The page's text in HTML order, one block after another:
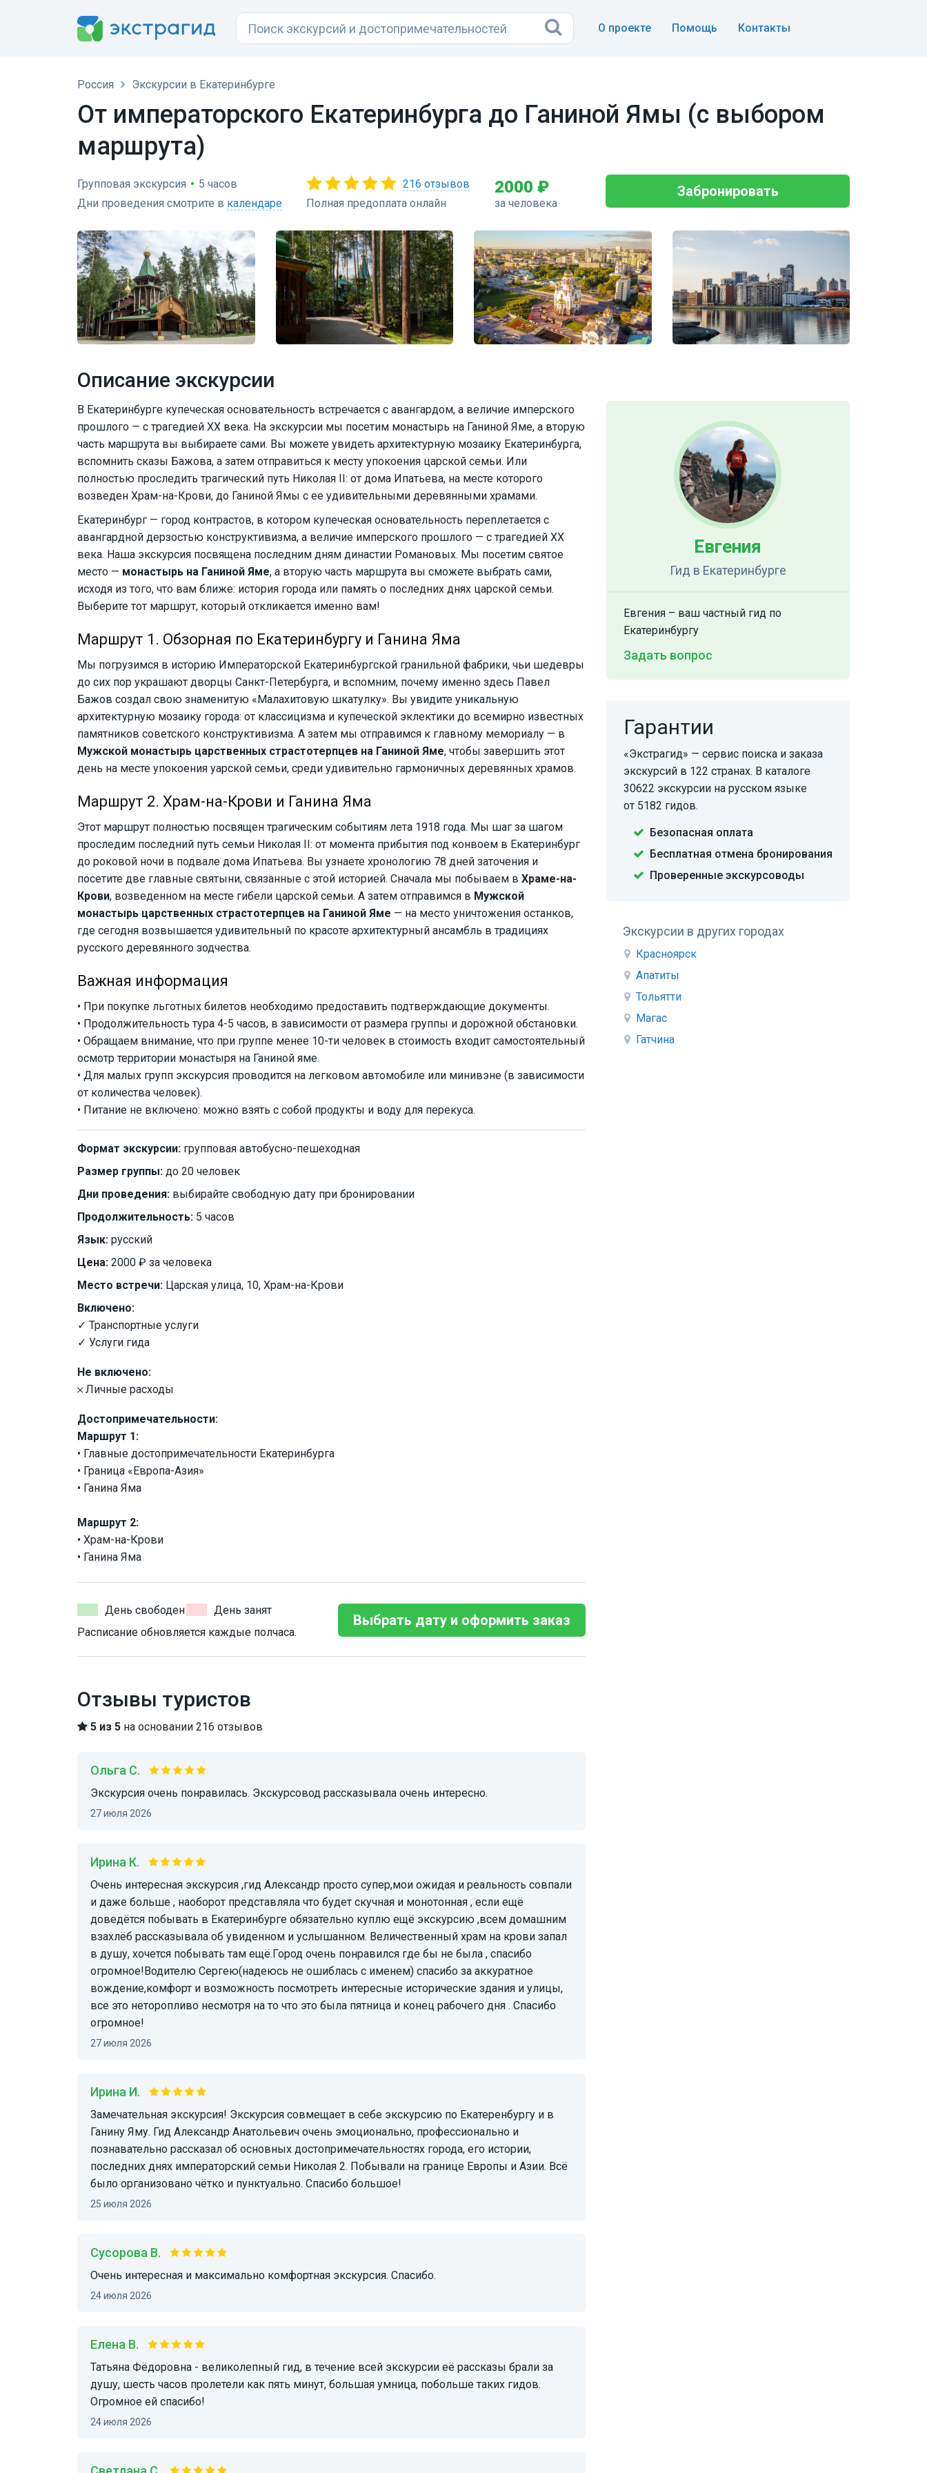
О проекте Помощь Контакты
Россия Экскурсии в Екатеринбурге
От императорского Екатеринбурга до Ганиной Ямы (с выбором
маршрута)
Групповая экскурсия • 5 часов
Дни проведения смотрите в календаре
216 отзывов
Полная предоплата онлайн
2000 ₽
за человека
Забронировать
Описание экскурсии
В Екатеринбурге купеческая основательность встречается с авангардом, а величие имперского
прошлого — с трагедией XX века. На экскурсии мы посетим монастырь на Ганиной Яме, а вторую
часть маршрута вы выбираете сами. Вы можете увидеть архитектурную мозаику Екатеринбурга,
вспомнить сказы Бажова, а затем отправиться к месту упокоения царской семьи. Или
полностью проследить трагический путь Николая II: от дома Ипатьева, на месте которого
возведен Храм-на-Крови, до Ганиной Ямы с ее удивительными деревянными храмами.
Екатеринбург — город контрастов, в котором купеческая основательность переплетается с
авангардной дерзостью конструктивизма, а величие имперского прошлого — с трагедией XX
века. Наша экскурсия посвящена последним дням династии Романовых. Мы посетим святое
место — монастырь на Ганиной Яме, а вторую часть маршрута вы сможете выбрать сами,
исходя из того, что вам ближе: история города или память о последних днях царской семьи.
Выберите тот маршрут, который откликается именно вам!
Маршрут 1. Обзорная по Екатеринбургу и Ганина Яма
Мы погрузимся в историю Императорской Екатеринбургской гранильной фабрики, чьи шедевры
до сих пор украшают дворцы Санкт-Петербурга, и вспомним, почему именно здесь Павел
Бажов создал свою знаменитую «Малахитовую шкатулку». Вы увидите уникальную
архитектурную мозаику города: от классицизма и купеческой эклектики до всемирно известных
памятников советского конструктивизма. А затем мы отправимся к главному мемориалу — в
Мужской монастырь царственных страстотерпцев на Ганиной Яме, чтобы завершить этот
день на месте упокоения уарской семьи, среди удивительно гармоничных деревянных храмов.
Маршрут 2. Храм-на-Крови и Ганина Яма
Этот маршрут полностью посвящен трагическим событиям лета 1918 года. Мы шаг за шагом
проследим последний путь семьи Николая II: от момента прибытия под конвоем в Екатеринбург
до роковой ночи в подвале дома Ипатьева. Вы узнаете хронологию 78 дней заточения и
посетите две главные святыни, связанные с этой историей. Сначала мы побываем в Храме-на-
Крови, возведенном на месте гибели царской семьи. А затем отправимся в Мужской
монастырь царственных страстотерпцев на Ганиной Яме — на место уничтожения останков,
где сегодня возвышается удивительный по красоте архитектурный ансамбль в традициях
русского деревянного зодчества.
Важная информация
• При покупке льготных билетов необходимо предоставить подтверждающие документы.
• Продолжительность тура 4-5 часов, в зависимости от размера группы и дорожной обстановки.
• Обращаем внимание, что при группе менее 10-ти человек в стоимость входит самостоятельный
осмотр территории монастыря на Ганиной яме.
• Для малых групп экскурсия проводится на легковом автомобиле или минивэне (в зависимости
от количества человек).
• Питание не включено: можно взять с собой продукты и воду для перекуса.
Формат экскурсии: групповая автобусно-пешеходная
Размер группы: до 20 человек
Дни проведения: выбирайте свободную дату при бронировании
Продолжительность: 5 часов
Язык: русский
Цена: 2000 ₽ за человека
Место встречи: Царская улица, 10, Храм-на-Крови
Включено:
✓ Транспортные услуги
✓ Услуги гида
Не включено:
𐄂 Личные расходы
Достопримечательности:
Маршрут 1:
• Главные достопримечательности Екатеринбурга
• Граница «Европа-Азия»
• Ганина Яма
Маршрут 2:
• Храм-на-Крови
• Ганина Яма
День свободен
День занят
Расписание обновляется каждые полчаса.
Выбрать дату и оформить заказ
Отзывы туристов
5 из 5 на основании 216 отзывов
Ольга С.
Экскурсия очень понравилась. Экскурсовод рассказывала очень интересно.
27 июля 2026
Ирина К.
Очень интересная экскурсия ,гид Александр просто супер,мои ожидая и реальность совпали
и даже больше , наоборот представляла что будет скучная и монотонная , если ещё
доведётся побывать в Екатеринбурге обязательно куплю ещё экскурсию ,всем домашним
взахлёб рассказывала об увиденном и услышанном. Величественный храм на крови запал
в душу, хочется побывать там ещё.Город очень понравился где бы не была , спасибо
огромное!Водителю Сергею(надеюсь не ошиблась с именем) спасибо за аккуратное
вождение,комфорт и возможность посмотреть интересные исторические здания и улицы,
все это неторопливо несмотря на то что это была пятница и конец рабочего дня . Спасибо
огромное!
27 июля 2026
Ирина И.
Замечательная экскурсия! Экскурсия совмещает в себе экскурсию по Екатеренбургу и в
Ганину Яму. Гид Александр Анатольевич очень эмоционально, профессионально и
познавательно рассказал об основных достопримечательностях города, его истории,
последних днях императорский семьи Николая 2. Побывали на границе Европы и Азии. Всё
было организовано чётко и пунктуально. Спасибо большое!
25 июля 2026
Сусорова В.
Очень интересная и максимально комфортная экскурсия. Спасибо.
24 июля 2026
Елена В.
Татьяна Фёдоровна - великолепный гид, в течение всей экскурсии её рассказы брали за
душу, шесть часов пролетели как пять минут, большая умница, побольше таких гидов.
Огромное ей спасибо!
24 июля 2026
Евгения
Гид в Екатеринбурге
Евгения – ваш частный гид по
Екатеринбургу
Задать вопрос
Гарантии
«Экстрагид» — сервис поиска и заказа
экскурсий в 122 странах. В каталоге
30622 экскурсии на русском языке
от 5182 гидов.
Безопасная оплата
Бесплатная отмена бронирования
Проверенные экскурсоводы
Экскурсии в других городах
Красноярск
Апатиты
Тольятти
Магас
Гатчина